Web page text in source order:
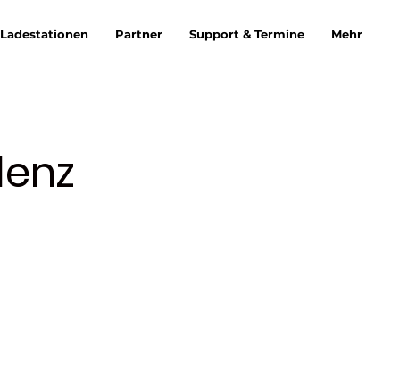
Ladestationen Partner Support & Termine Mehr